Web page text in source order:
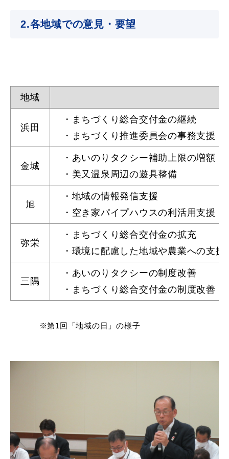
届出・証明 税金
ごみ・リサイクル 支援・助成制度
各種相談窓口 入札
防災・消防
公共交通・
敬老福祉乗車券
2.各地域での意見・要望
地域
浜田
・まちづくり総合交付金の継続
・まちづくり推進委員会の事務支
金城
・あいのりタクシー補助上限の増
・美又温泉周辺の遊具整備 ・
旭
・地域の情報発信支援 ・有
・空き家パイプハウスの利活用支
弥栄
・まちづくり総合交付金の拡充
・環境に配慮した地域や農業への支
三隅
・あいのりタクシーの制度改善
・まちづくり総合交付金の制度改
※第1回「地域の日」の様子